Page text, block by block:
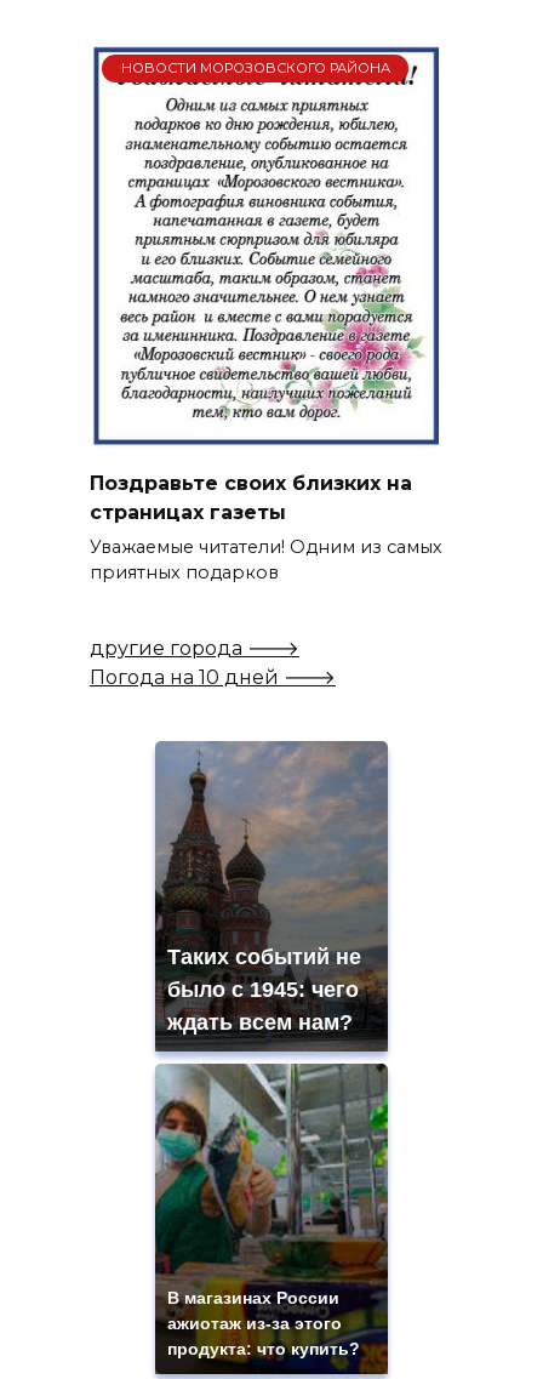
НОВОСТИ МОРОЗОВСКОГО РАЙОНА
Поздравьте своих близких на
страницах газеты
Уважаемые читатели! Одним из самых
приятных подарков
другие города 🡒
Погода на 10 дней 🡒
Таких событий не
было с 1945: чего
ждать всем нам?
В магазинах России
ажиотаж из-за этого
продукта: что купить?